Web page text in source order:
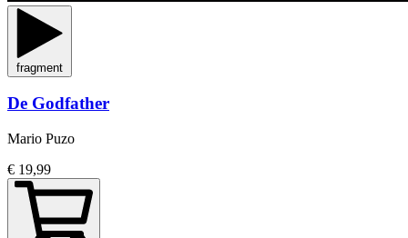
fragment
De Godfather
Mario Puzo
€ 19,99